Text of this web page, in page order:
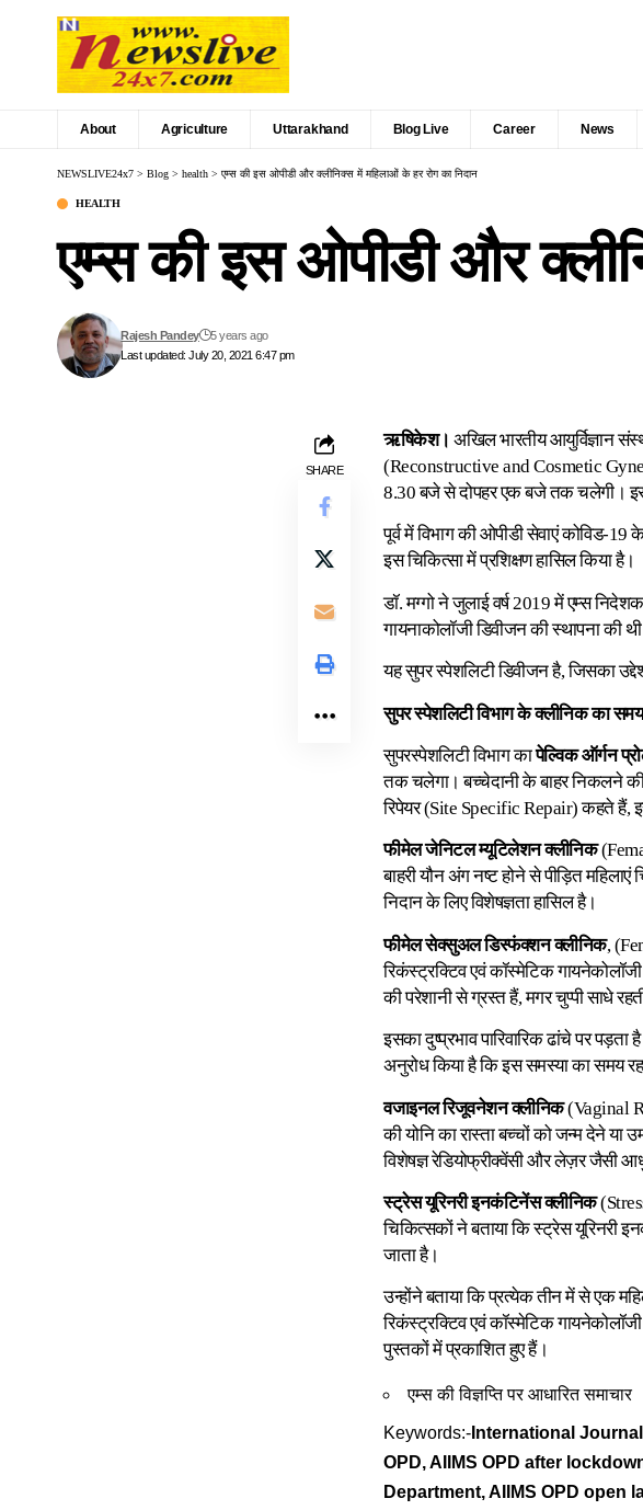
About Agriculture Uttarakhand Blog Live Career News
NEWSLIVE24x7 > Blog > health > एम्स की इस ओपीडी और क्लीनिक्स में महिलाओं के हर रोग का निदान
HEALTH
एम्स की इस ओपीडी और
Last updated: July 20, 2021 6:47 pm
Rajesh Pandey 5 years ago
SHARE
ऋषिकेश। अखिल भारतीय आयुर्विज्ञान
(Reconstructive and Cosmetic
8.30 बजे से दोपहर एक बजे तक चलेगी।
पूर्व में विभाग की ओपीडी सेवाएं कोविड-
इस चिकित्सा में प्रशिक्षण हासिल किया है।
डॉ. मग्गो ने जुलाई वर्ष 2019 में एम्स
गायनाकोलॉजी डिवीजन की स्थापना की
यह सुपर स्पेशलिटी डिवीजन है, जिसका
सुपर स्पेशलिटी विभाग के क्लीनिक का
सुपरस्पेशलिटी विभाग कापेल्विक ऑर्गन
तक चलेगा। बच्चेदानी के बाहर निकलने
रिपेयर (Site Specific Repair) कहते हैं,
फीमेल जेनिटल म्यूटिलेशन क्लीनिक
बाहरी यौन अंग नष्ट होने से पीड़ित
निदान के लिए विशेषज्ञता हासिल है।
फीमेल सेक्सुअल डिस्फंक्शन क्लीनिक,
रिकंस्ट्रक्टिव एवं कॉस्मेटिक
की परेशानी से ग्रस्त हैं, मगर चुप्पी साधे
इसका दुष्प्रभाव पारिवारिक ढांचे पर
अनुरोध किया है कि इस समस्या का समय
वजाइनल रिजूवनेशन क्लीनिक(Vaginal
की योनि का रास्ता बच्चों को जन्म देने या
विशेषज्ञ रेडियोफ्रीक्वेंसी और लेज़र जैसी
स्ट्रेस यूरिनरी इनकंटिनेंस क्लीनिक
चिकित्सकों ने बताया कि स्ट्रेस
जाता है।
उन्होंने बताया कि प्रत्येक तीन में से एक
रिकंस्ट्रक्टिव एवं कॉस्मेटिक
पुस्तकों में प्रकाशित हुए हैं।
एम्स की विज्ञप्ति पर आधारित समाचार
Keywords:- International
OPD, AIIMS OPD after
Department, AIIMS OPD open